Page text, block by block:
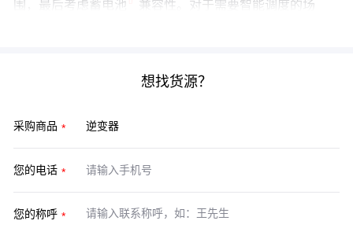
围，最后考虑蓄电池
兼容性。对于需要智能调度的场
想找货源？
采购商品
您的电话
您的称呼